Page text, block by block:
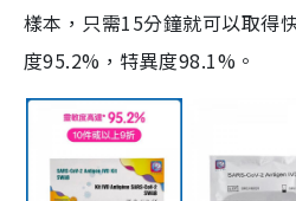
樣本，只需15分鐘就可以取得
度95.2%，特異度98.1%。